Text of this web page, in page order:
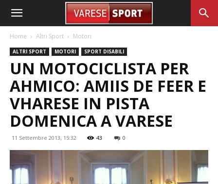
Home Altri Sport Motori
ALTRI SPORT MOTORI SPORT DISABILI
UN MOTOCICLISTA PER
AHMICO: AMIIS DE FEER E
VHARESE IN PISTA
DOMENICA A VARESE
11 Settembre 2013, 15:32 43 0